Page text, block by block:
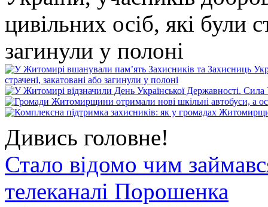
цивільних осіб, які були
загинули у полоні
Дивись головне!
Стало відомо чим
телеканалі Порошенка